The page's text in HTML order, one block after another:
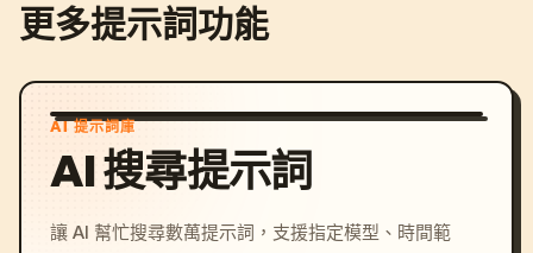
更多提示詞功能
AI 提示詞庫
AI 搜尋提示詞
讓 AI 幫忙搜尋數萬提示詞，支援指定模型、時間範